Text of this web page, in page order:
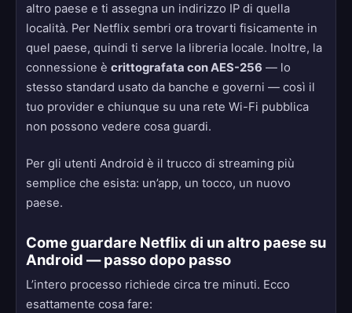
altro paese e ti assegna un indirizzo IP di quella
località. Per Netflix sembri ora trovarti fisicamente in
quel paese, quindi ti serve la libreria locale. Inoltre, la
connessione è crittografata con AES-256 — lo
stesso standard usato da banche e governi — così il
tuo provider e chiunque su una rete Wi-Fi pubblica
non possono vedere cosa guardi.
Per gli utenti Android è il trucco di streaming più
semplice che esista: un’app, un tocco, un nuovo
paese.
Come guardare Netflix di un altro paese su
Android — passo dopo passo
L’intero processo richiede circa tre minuti. Ecco
esattamente cosa fare: